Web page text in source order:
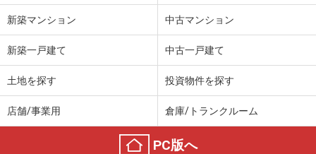
新築マンション 中古マンション
新築一戸建て 中古一戸建て
土地を探す 投資物件を探す
店舗/事業用 倉庫/トランクルーム
PC版へ